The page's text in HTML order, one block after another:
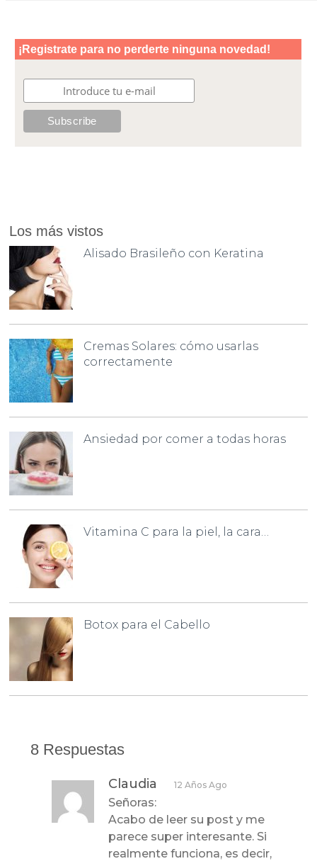
Los más vistos
Alisado Brasileño con Keratina
Cremas Solares: cómo usarlas
correctamente
Ansiedad por comer a todas horas
Vitamina C para la piel, la cara…
Botox para el Cabello
8 Respuestas
Claudia 12 Años Ago
Señoras:
Acabo de leer su post y me
parece super interesante. Si
realmente funciona, es decir,